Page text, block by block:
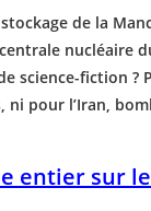
de la
nucléaire
science-fiction
pour l’Iran,
entier sur